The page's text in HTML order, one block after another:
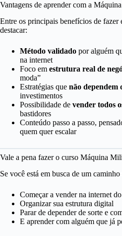
Vantagens de aprender com a
Entre os principais benefícios de fazer
destacar:
Método validado por alguém
na internet
Foco em estrutura real de
moda”
Estratégias que não dependem
investimentos
Possibilidade de vender todos
bastidores
Conteúdo passo a passo,
quem quer escalar
Vale a pena fazer o curso Máquina
Se você está em busca de um
Começar a vender na internet
Organizar sua estrutura digital
Parar de depender de sorte e
E aprender com alguém que já